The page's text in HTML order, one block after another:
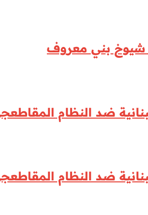
شيوخ بني معروف
ضد النظام
ضد النظام